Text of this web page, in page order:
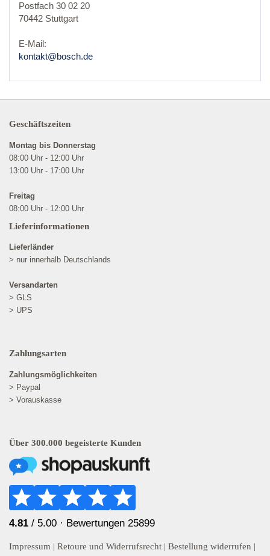
Postfach 30 02 20
70442 Stuttgart
E-Mail:
kontakt@bosch.de
Geschäftszeiten
Montag bis Donnerstag
08:00 Uhr - 12:00 Uhr
13:00 Uhr - 17:00 Uhr
Freitag
08:00 Uhr - 12:00 Uhr
Lieferinformationen
Lieferländer
> nur innerhalb Deutschlands
Versandarten
> GLS
> UPS
Zahlungsarten
Zahlungsmöglichkeiten
> Paypal
> Vorauskasse
Über 300.000 begeisterte Kunden
4.81 / 5.00 · Bewertungen 25899
Impressum | Retoure und Widerrufsrecht | Bestellung widerrufen |